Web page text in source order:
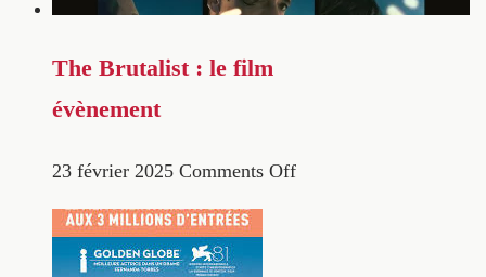
The Brutalist : le film
évènement
23 février 2025 Comments Off